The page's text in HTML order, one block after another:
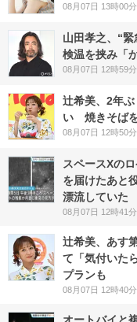
08月07日 13時00分
山田孝之、“
検温を挟み「
08月07日 12時59分
辻希美、2年
い 焼きそば
08月07日 12時50分
スペースXの
を届けたあと
漂流していた
08月07日 12時41分
辻希美、あす
て「気付いた
プランも
08月07日 12時40分